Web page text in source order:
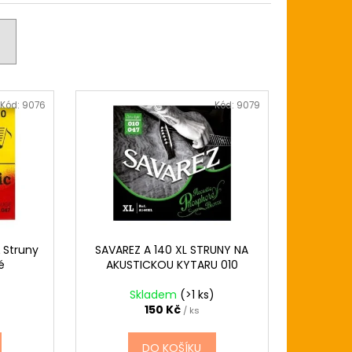
Struny
Kód: 9076
SAVAREZ A 140 XL STRUNY NA
AKUSTICKOU KYTARU 010
Skladem (>1 ks)
150 Kč / ks
DO KOŠÍKU
Kód: 9079
KYTARU